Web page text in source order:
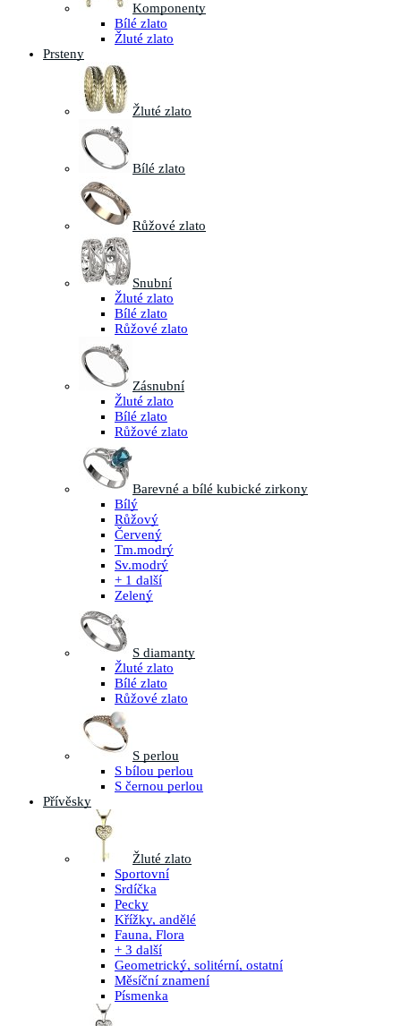
Komponenty
Bílé zlato
Žluté zlato
Prsteny
Žluté zlato
Bílé zlato
Růžové zlato
Snubní
Žluté zlato
Bílé zlato
Růžové zlato
Zásnubní
Žluté zlato
Bílé zlato
Růžové zlato
Barevné a bílé kubické zirkony
Bílý
Růžový
Červený
Tm.modrý
Sv.modrý
+ 1 další
Zelený
S diamanty
Žluté zlato
Bílé zlato
Růžové zlato
S perlou
S bílou perlou
S černou perlou
Přívěsky
Žluté zlato
Sportovní
Srdíčka
Pecky
Křížky, andělé
Fauna, Flora
+ 3 další
Geometrický, solitérní, ostatní
Měsíční znamení
Písmenka